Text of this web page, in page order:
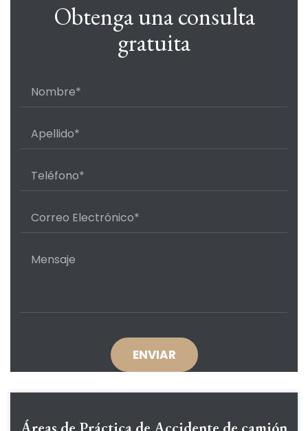
Obtenga una consulta
gratuita